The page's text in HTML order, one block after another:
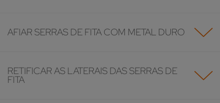
AFIAR SERRAS DE FITA COM METAL DURO
RETIFICAR AS LATERAIS DAS SERRAS DE
FITA